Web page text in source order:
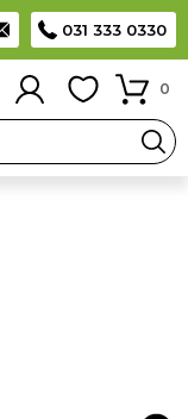
în rateprin
031 333 0330
0